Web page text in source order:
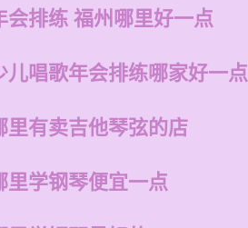
会排练 福州哪里好一点
儿唱歌年会排练哪家好一点
里有卖吉他琴弦的店
里学钢琴便宜一点